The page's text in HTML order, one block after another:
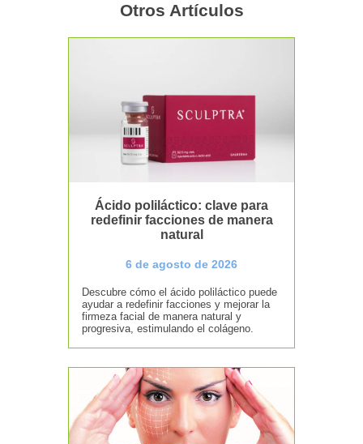
Otros Artículos
Ácido poliláctico: clave para
redefinir facciones de manera
natural
6 de agosto de 2026
Descubre cómo el ácido poliláctico puede
ayudar a redefinir facciones y mejorar la
firmeza facial de manera natural y
progresiva, estimulando el colágeno.